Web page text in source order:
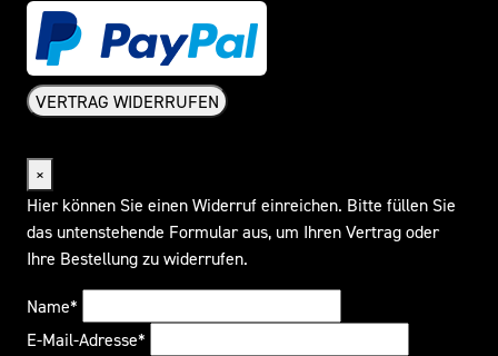
VERTRAG WIDERRUFEN
×
Hier können Sie einen Widerruf einreichen. Bitte füllen Sie
das untenstehende Formular aus, um Ihren Vertrag oder
Ihre Bestellung zu widerrufen.
Name*
E-Mail-Adresse*